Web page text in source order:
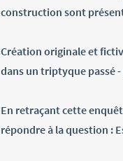
construction sont
Création originale et
dans un triptyque passé
En retraçant cette
répondre à la question :